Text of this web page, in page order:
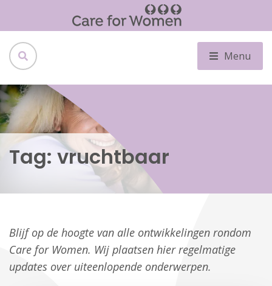
Menu
Tag: vruchtbaar
Blijf op de hoogte van alle ontwikkelingen rondom
Care for Women. Wij plaatsen hier regelmatige
updates over uiteenlopende onderwerpen.